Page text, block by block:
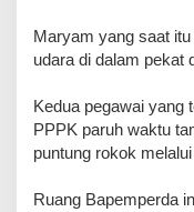
‎Maryam yang saat
udara di dalam pekat
Kedua pegawai yang
PPPK paruh waktu
puntung rokok
‎Ruang Bapemperda